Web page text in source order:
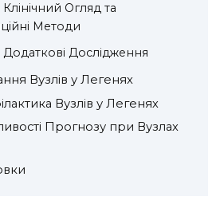
Клінічний Огляд та
Методи
Додаткові Дослідження
Вузлів у Легенях
Вузлів у Легенях
Прогнозу при Вузлах